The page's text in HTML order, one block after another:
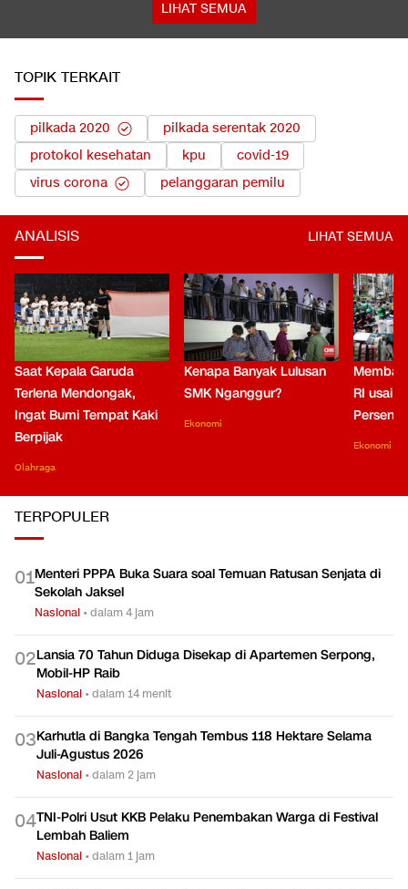
LIHAT SEMUA
TOPIK TERKAIT
pilkada 2020
pilkada serentak 2020
protokol kesehatan
kpu
covid-19
virus corona
pelanggaran pemilu
ANALISIS LIHAT SEMUA
Saat Kepala Garuda
Terlena Mendongak,
Ingat Bumi Tempat Kaki
Berpijak
Olahraga
Kenapa Banyak Lulusan
SMK Nganggur?
Ekonomi
RI usai
Persen
Ekonomi
TERPOPULER
01Menteri PPPA Buka Suara soal Temuan Ratusan Senjata di
Sekolah Jaksel
Nasional •dalam 4 jam
02Lansia 70 Tahun Diduga Disekap di Apartemen Serpong,
Mobil-HP Raib
Nasional •dalam 14 menit
03Karhutla di Bangka Tengah Tembus 118 Hektare Selama
Juli-Agustus 2026
Nasional •dalam 2 jam
04TNI-Polri Usut KKB Pelaku Penembakan Warga di Festival
Lembah Baliem
Nasional •dalam 1 jam